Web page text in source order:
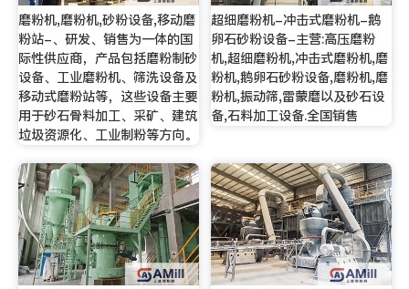
磨粉机,磨粉机,砂粉设备,移动磨
粉站-、研发、销售为一体的国
际性供应商，产品包括磨粉制砂
设备、工业磨粉机、筛洗设备及
移动式磨粉站等，这些设备主要
用于砂石骨料加工、采矿、建筑
垃圾资源化、工业制粉等方向。
超细磨粉机-冲击式磨粉机-鹅
卵石砂粉设备-主营:高压磨粉
机,超细磨粉机,冲击式磨粉机,磨
粉机,鹅卵石砂粉设备,磨粉机,磨
粉机,振动筛,雷蒙磨以及砂石设
备,石料加工设备.全国销售